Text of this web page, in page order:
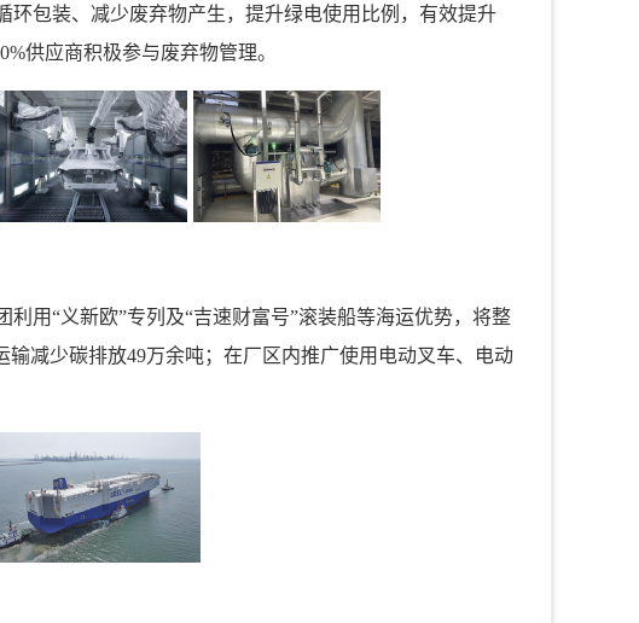
包装、减少废弃物产生，提升绿电使用比例，有效提升
供应商积极参与废弃物管理。
用“义新欧”专列及“吉速财富号”滚装船等海运优势，将整
减少碳排放49万余吨；在厂区内推广使用电动叉车、电动